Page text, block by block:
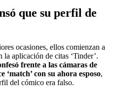
que su perfil de
ocasiones, ellos comienzan a
la aplicación de citas ‘Tinder’.
frente a las cámaras de
‘match’ con su ahora esposo,
del cómico era falso.